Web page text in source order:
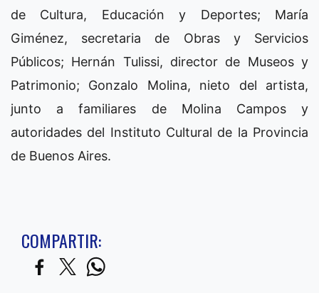
de Cultura, Educación y Deportes; María
Giménez, secretaria de Obras y Servicios
Públicos; Hernán Tulissi, director de Museos y
Patrimonio; Gonzalo Molina, nieto del artista,
junto a familiares de Molina Campos y
autoridades del Instituto Cultural de la Provincia
de Buenos Aires.
COMPARTIR: